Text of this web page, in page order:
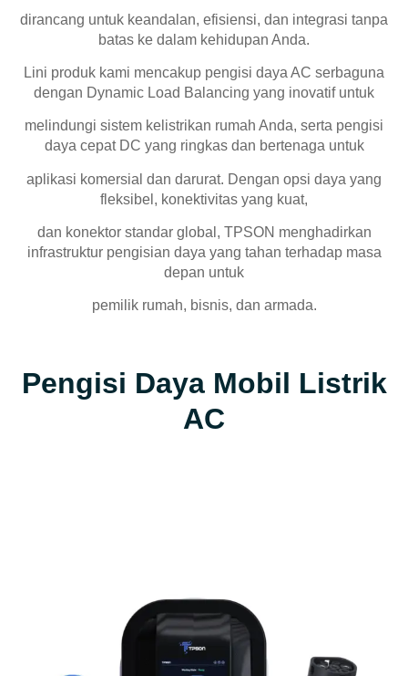
dirancang untuk keandalan, efisiensi, dan integrasi tanpa
batas ke dalam kehidupan Anda.
Lini produk kami mencakup pengisi daya AC serbaguna
dengan Dynamic Load Balancing yang inovatif untuk
melindungi sistem kelistrikan rumah Anda, serta pengisi
daya cepat DC yang ringkas dan bertenaga untuk
aplikasi komersial dan darurat. Dengan opsi daya yang
fleksibel, konektivitas yang kuat,
dan konektor standar global, TPSON menghadirkan
infrastruktur pengisian daya yang tahan terhadap masa
depan untuk
pemilik rumah, bisnis, dan armada.
Pengisi Daya Mobil Listrik
AC